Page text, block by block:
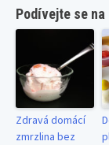
Podívejte se
Zdravá domácí
zmrzlina bez